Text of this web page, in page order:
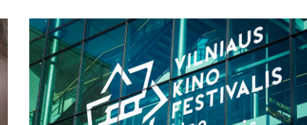
KONKURSINIŲ
PROGRAMŲ
FILMUS
VERTINS
KINO
PROFESIONALAI
IŠ